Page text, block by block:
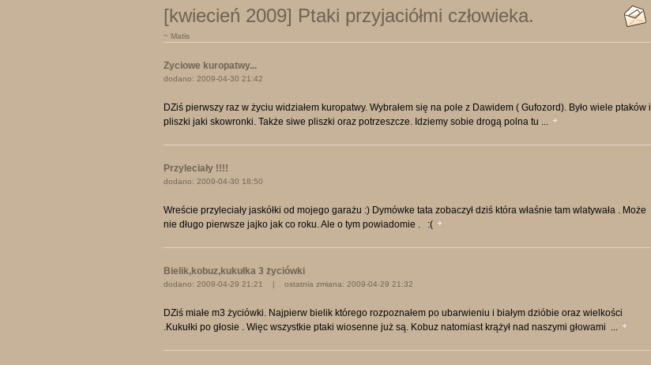
[kwiecień 2009] Ptaki przyjaciółmi człowieka.
~ Matis
Zyciowe kuropatwy...
dodano: 2009-04-30 21:42
DZiś pierwszy raz w życiu widziałem kuropatwy. Wybrałem się na pole z Dawidem ( Gufozord). Było wiele ptaków i
pliszki jaki skowronki. Także siwe pliszki oraz potrzeszcze. Idziemy sobie drogą polna tu ...
Przyleciały !!!!
dodano: 2009-04-30 18:50
Wreście przyleciały jaskółki od mojego garażu :) Dymówke tata zobaczył dziś która właśnie tam wlatywała . Może
nie długo pierwsze jajko jak co roku. Ale o tym powiadomie . :(
Bielik,kobuz,kukułka 3 życiówki
dodano: 2009-04-29 21:21 | ostatnia zmiana: 2009-04-29 21:32
DZiś miałe m3 życiówki. Najpierw bielik którego rozpoznałem po ubarwieniu i białym dzióbie oraz wielkości
.Kukułki po głosie . Więc wszystkie ptaki wiosenne już są. Kobuz natomiast krążył nad naszymi głowami ...